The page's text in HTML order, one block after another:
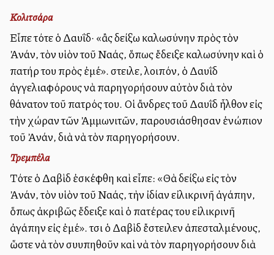
Κολιτσάρα
Εἶπε τότε ὁ Δαυΐδ· «ἂς δείξω καλωσύνην πρὸς τὸν
Ἀνάν, τὸν υἱὸν τοῦ Ναάς, ὅπως ἔδειξε καλωσύνην καὶ ὁ
πατήρ του πρὸς ἐμέ». Ἔστειλε, λοιπόν, ὁ Δαυῒδ
ἀγγελιαφόρους νὰ παρηγορήσουν αὐτὸν διὰ τὸν
θάνατον τοῦ πατρός του. Οἱ ἄνδρες τοῦ Δαυῒδ ἦλθον εἰς
τὴν χώραν τῶν Ἀμμωνιτῶν, παρουσιάσθησαν ἐνώπιον
τοῦ Ἀνάν, διὰ νὰ τὸν παρηγορήσουν.
Τρεμπέλα
Τότε ὁ Δαβὶδ ἐσκέφθη καὶ εἶπε: «Θὰ δείξω εἰς τὸν
Ἀνάν, τὸν υἱὸν τοῦ Ναάς, τὴν ἰδίαν εἰλικρινῆ ἀγάπην,
ὅπως ἀκριβῶς ἔδειξε καὶ ὁ πατέρας του εἰλικρινῆ
ἀγάπην εἰς ἐμέ». Ἔτσι ὁ Δαβὶδ ἔστειλεν ἀπεσταλμένους,
ὥστε νὰ τὸν συλλυπηθοῦν καὶ νὰ τὸν παρηγορήσουν διὰ